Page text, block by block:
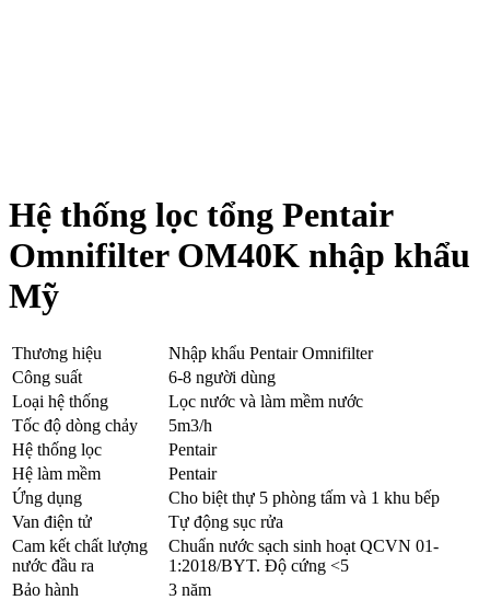
Hệ thống lọc tổng Pentair
Omnifilter OM40K nhập khẩu
Mỹ
Thương hiệu
Nhập khẩu Pentair Omnifilter
Công suất
6-8 người dùng
Loại hệ thống
Lọc nước và làm mềm nước
Tốc độ dòng chảy
5m3/h
Hệ thống lọc
Pentair
Hệ làm mềm
Pentair
Ứng dụng
Cho biệt thự 5 phòng tấm và 1 khu bếp
Van điện tử
Tự động sục rửa
Cam kết chất lượng
nước đầu ra
Chuẩn nước sạch sinh hoạt QCVN 01-
1:2018/BYT. Độ cứng <5
Bảo hành
3 năm